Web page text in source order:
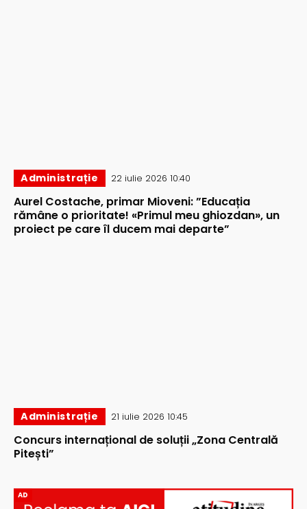
Administrație 22 iulie 2026 10:40
Aurel Costache, primar Mioveni: ”Educația
rămâne o prioritate! «Primul meu ghiozdan», un
proiect pe care îl ducem mai departe”
Administrație 21 iulie 2026 10:45
Concurs internațional de soluții „Zona Centrală
Pitești”
AD